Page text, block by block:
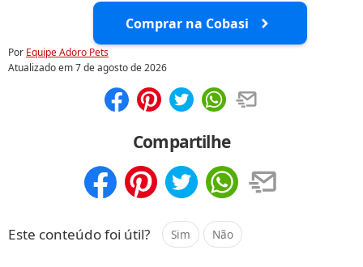
Comprar na Cobasi
Por Equipe Adoro Pets
Atualizado em7 de agosto de 2026
Compartilhe
Este conteúdo foi útil? Sim Não